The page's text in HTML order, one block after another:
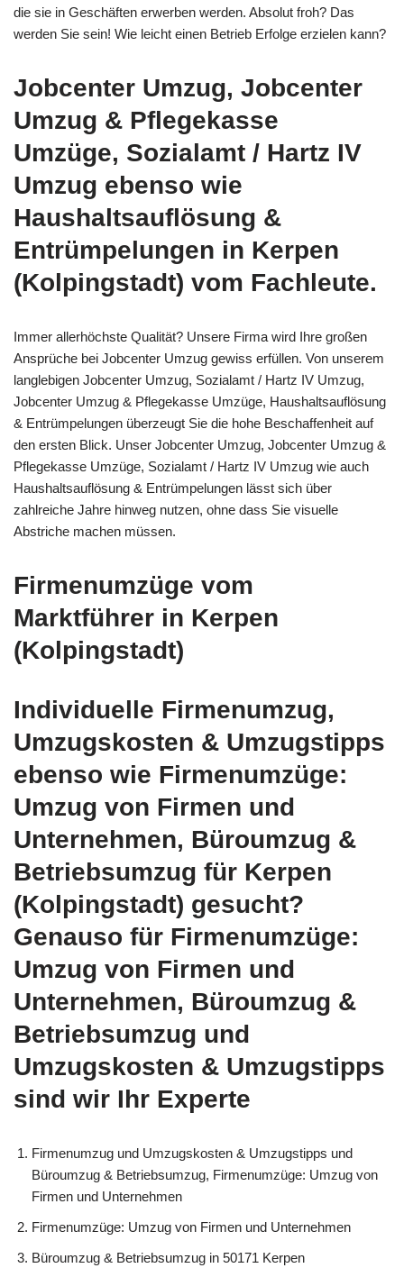
die sie in Geschäften erwerben werden. Absolut froh? Das
werden Sie sein! Wie leicht einen Betrieb Erfolge erzielen kann?
Jobcenter Umzug, Jobcenter
Umzug & Pflegekasse
Umzüge, Sozialamt / Hartz IV
Umzug ebenso wie
Haushaltsauflösung &
Entrümpelungen in Kerpen
(Kolpingstadt) vom Fachleute.
Immer allerhöchste Qualität? Unsere Firma wird Ihre großen
Ansprüche bei Jobcenter Umzug gewiss erfüllen. Von unserem
langlebigen Jobcenter Umzug, Sozialamt / Hartz IV Umzug,
Jobcenter Umzug & Pflegekasse Umzüge, Haushaltsauflösung
& Entrümpelungen überzeugt Sie die hohe Beschaffenheit auf
den ersten Blick. Unser Jobcenter Umzug, Jobcenter Umzug &
Pflegekasse Umzüge, Sozialamt / Hartz IV Umzug wie auch
Haushaltsauflösung & Entrümpelungen lässt sich über
zahlreiche Jahre hinweg nutzen, ohne dass Sie visuelle
Abstriche machen müssen.
Firmenumzüge vom
Marktführer in Kerpen
(Kolpingstadt)
Individuelle Firmenumzug,
Umzugskosten & Umzugstipps
ebenso wie Firmenumzüge:
Umzug von Firmen und
Unternehmen, Büroumzug &
Betriebsumzug für Kerpen
(Kolpingstadt) gesucht?
Genauso für Firmenumzüge:
Umzug von Firmen und
Unternehmen, Büroumzug &
Betriebsumzug und
Umzugskosten & Umzugstipps
sind wir Ihr Experte
Firmenumzug und Umzugskosten & Umzugstipps und
Büroumzug & Betriebsumzug, Firmenumzüge: Umzug von
Firmen und Unternehmen
Firmenumzüge: Umzug von Firmen und Unternehmen
Büroumzug & Betriebsumzug in 50171 Kerpen